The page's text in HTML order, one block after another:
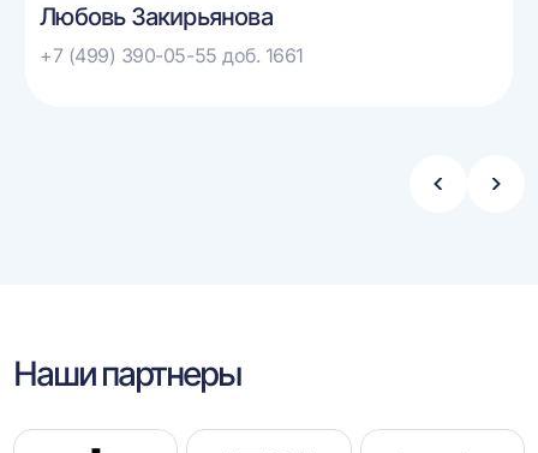
Любовь Закирьянова
+7 (499) 390-05-55 доб. 1661
Стрелка
Наши партнеры